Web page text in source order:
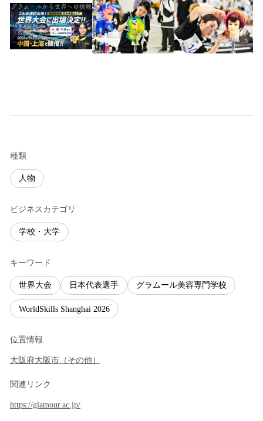
種類
人物
ビジネスカテゴリ
学校・大学
キーワード
世界大会 日本代表選手 グラムール美容専門学校
WorldSkills Shanghai 2026
位置情報
大阪府大阪市 （ その他）
関連リンク
https://glamour.ac.jp/